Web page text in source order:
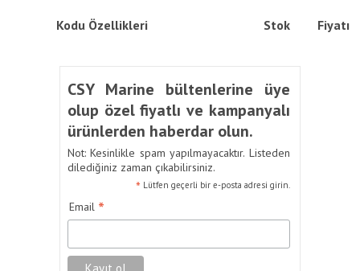
Kodu Özellikleri Stok Fiyatı
CSY Marine bültenlerine üye
olup özel fiyatlı ve kampanyalı
ürünlerden haberdar olun.
Not: Kesinlikle spam yapılmayacaktır. Listeden
dilediğiniz zaman çıkabilirsiniz.
* Lütfen geçerli bir e-posta adresi girin.
Email *